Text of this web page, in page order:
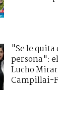
"Se le
persona":
Lucho
Campillai-